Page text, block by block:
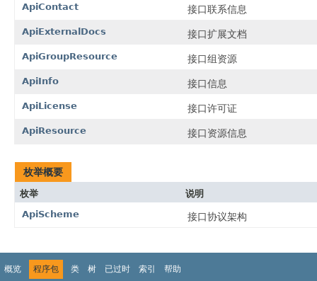
ApiContact
接口联系信息
ApiExternalDocs 接口扩展文档
ApiGroupResource 接口组资源
ApiInfo 接口信息
ApiLicense 接口许可证
ApiResource 接口资源信息
枚举概要
枚举
说明
ApiScheme
接口协议架构
概览 程序包 类 树 已过时 索引 帮助